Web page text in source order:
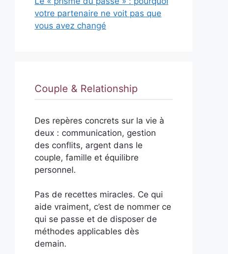
votre partenaire ne voit pas que
vous avez changé
Couple & Relationship
Des repères concrets sur la vie à
deux : communication, gestion
des conflits, argent dans le
couple, famille et équilibre
personnel.
Pas de recettes miracles. Ce qui
aide vraiment, c’est de nommer ce
qui se passe et de disposer de
méthodes applicables dès
demain.